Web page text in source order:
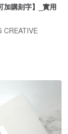
加購刻字】_實用
CREATIVE